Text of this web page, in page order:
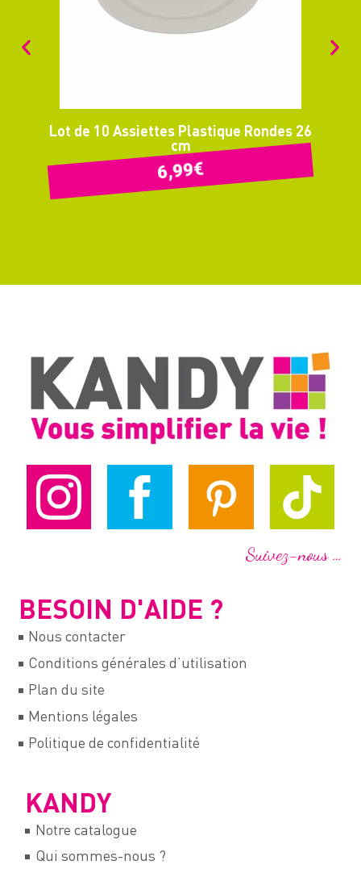
Lot de 10 Assiettes Plastique Rondes 26
cm
6,99€
Suivez-nous …
BESOIN D'AIDE ?
Nous contacter
Conditions générales d’utilisation
Plan du site
Mentions légales
Politique de confidentialité
KANDY
Notre catalogue
Qui sommes-nous ?